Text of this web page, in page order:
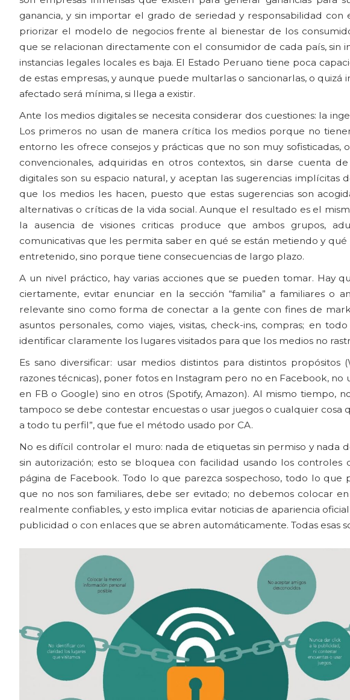
ganancia, y sin importar el grado de seriedad y responsabilidad
priorizar el modelo de negocios frente al bienestar de los
que se relacionan directamente con el consumidor de cada país, sin
instancias legales locales es baja. El Estado Peruano tiene poca
de estas empresas, y aunque puede multarlas o sancionarlas, o
afectado será mínima, si llega a existir.
Ante los medios digitales se necesita considerar dos cuestiones: la
Los primeros no usan de manera crítica los medios porque no
entorno les ofrece consejos y prácticas que no son muy
convencionales, adquiridas en otros contextos, sin darse cuenta
digitales son su espacio natural, y aceptan las sugerencias
que los medios les hacen, puesto que estas sugerencias son
alternativas o críticas de la vida social. Aunque el resultado es el
la ausencia de visiones criticas produce que ambos grupos,
comunicativas que les permita saber en qué se están metiendo y
entretenido, sino porque tiene consecuencias de largo plazo.
A un nivel práctico, hay varias acciones que se pueden tomar. Hay
ciertamente, evitar enunciar en la sección “familia” a familiares o
relevante sino como forma de conectar a la gente con fines de
asuntos personales, como viajes, visitas, check-ins, compras; en
identificar claramente los lugares visitados para que los medios no
Es sano diversificar: usar medios distintos para distintos
razones técnicas), poner fotos en Instagram pero no en Facebook, no
en FB o Google) sino en otros (Spotify, Amazon). Al mismo tiempo,
tampoco se debe contestar encuestas o usar juegos o cualquier cosa
a todo tu perfil”, que fue el método usado por CA.
No es difícil controlar el muro: nada de etiquetas sin permiso y
sin autorización; esto se bloquea con facilidad usando los
página de Facebook. Todo lo que parezca sospechoso, todo lo que
que no nos son familiares, debe ser evitado; no debemos colocar
realmente confiables, y esto implica evitar noticias de apariencia
publicidad o con enlaces que se abren automáticamente. Todas esas